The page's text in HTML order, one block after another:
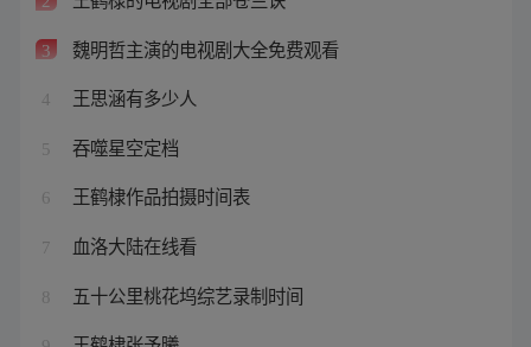
3 魏明哲主演的电视剧大全免费观看
4 王思涵有多少人
5 吞噬星空定档
6 王鹤棣作品拍摄时间表
7 血洛大陆在线看
8 五十公里桃花坞综艺录制时间